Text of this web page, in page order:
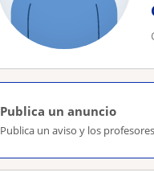
Publica un anuncio
Publica un aviso y los